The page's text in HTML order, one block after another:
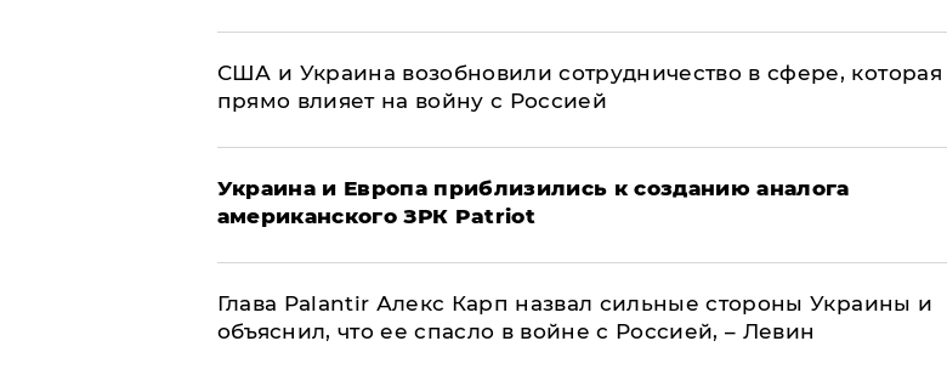
США и Украина возобновили сотрудничество в сфере, которая
прямо влияет на войну с Россией
Украина и Европа приблизились к созданию аналога
американского ЗРК Patriot
Глава Palantir Алекс Карп назвал сильные стороны Украины и
объяснил, что ее спасло в войне с Россией, – Левин